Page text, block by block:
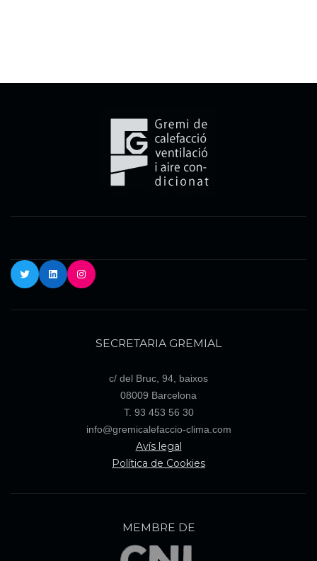
TwitterLinkedInInstagram
SECRETARIA GREMIAL
c/ del Bruc, 94, baixos
08009 Barcelona
T. 93 453 56 30
info@gremicalefaccio-clima.com
Avís legal
Política de Cookies
MEMBRE DE